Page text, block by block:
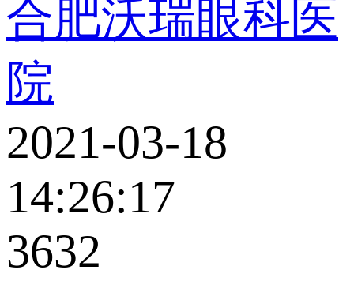
合肥沃瑞眼科医
院
2021-03-18
14:26:17
3632